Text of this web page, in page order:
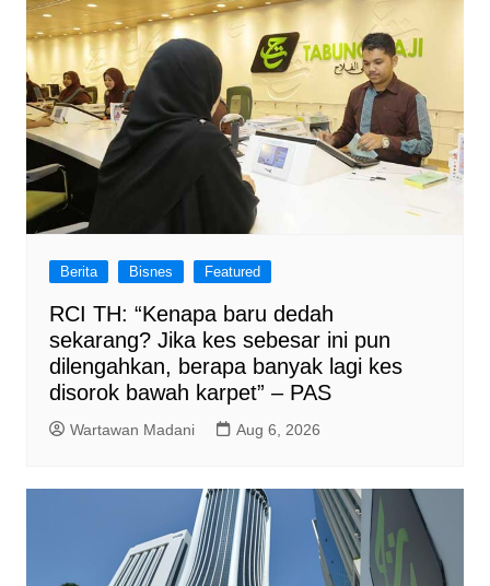
Berita Bisnes Featured
RCI TH: “Kenapa baru dedah
sekarang? Jika kes sebesar ini pun
dilengahkan, berapa banyak lagi kes
disorok bawah karpet” – PAS
Wartawan Madani Aug 6, 2026